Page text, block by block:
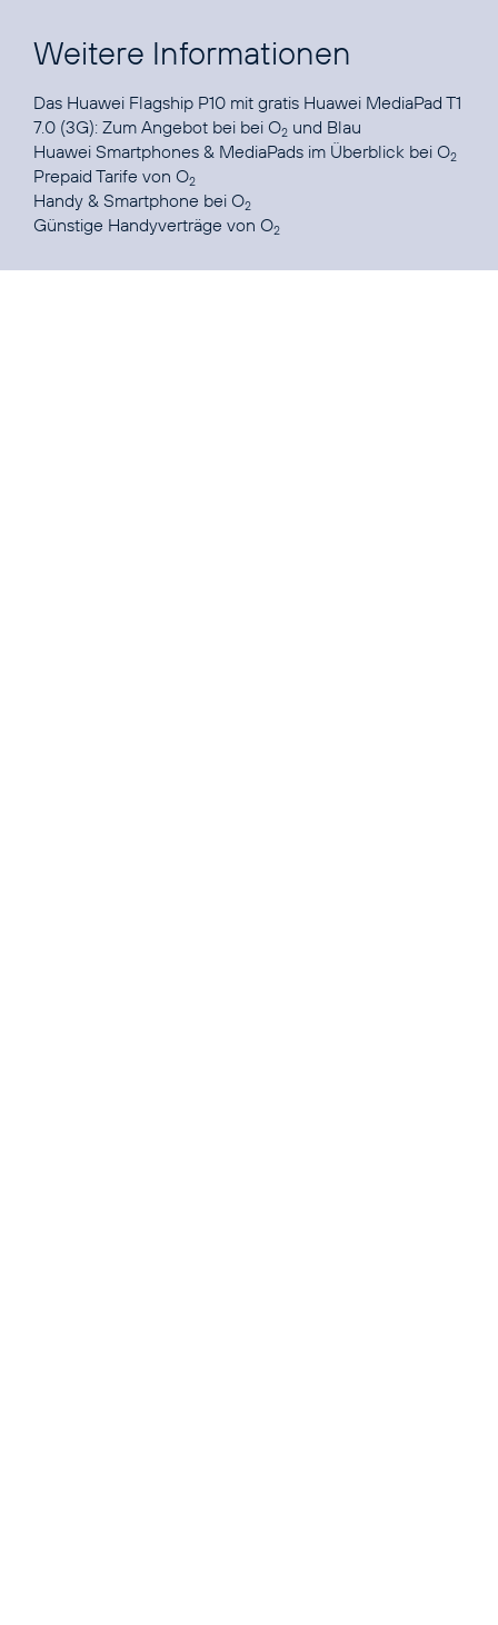
Weitere Informationen
Das Huawei Flagship P10 mit gratis Huawei MediaPad T1
7.0 (3G): Zum Angebot bei bei O2 und Blau
Huawei Smartphones & MediaPads im Überblick bei O2
Prepaid Tarife von O2
Handy & Smartphone bei O2
Günstige Handyverträge von O2